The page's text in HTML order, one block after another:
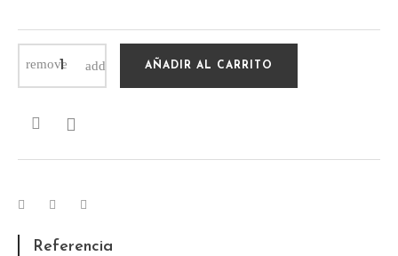
AÑADIR AL CARRITO

Referencia